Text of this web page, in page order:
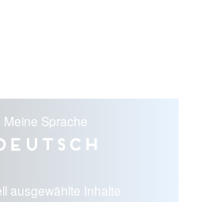
Meine Sprache
ausgewählte Inhalte